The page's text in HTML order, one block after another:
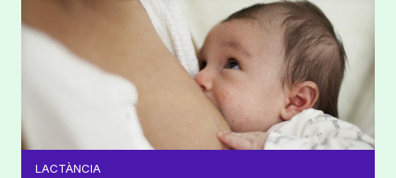
LACTÀNCIA